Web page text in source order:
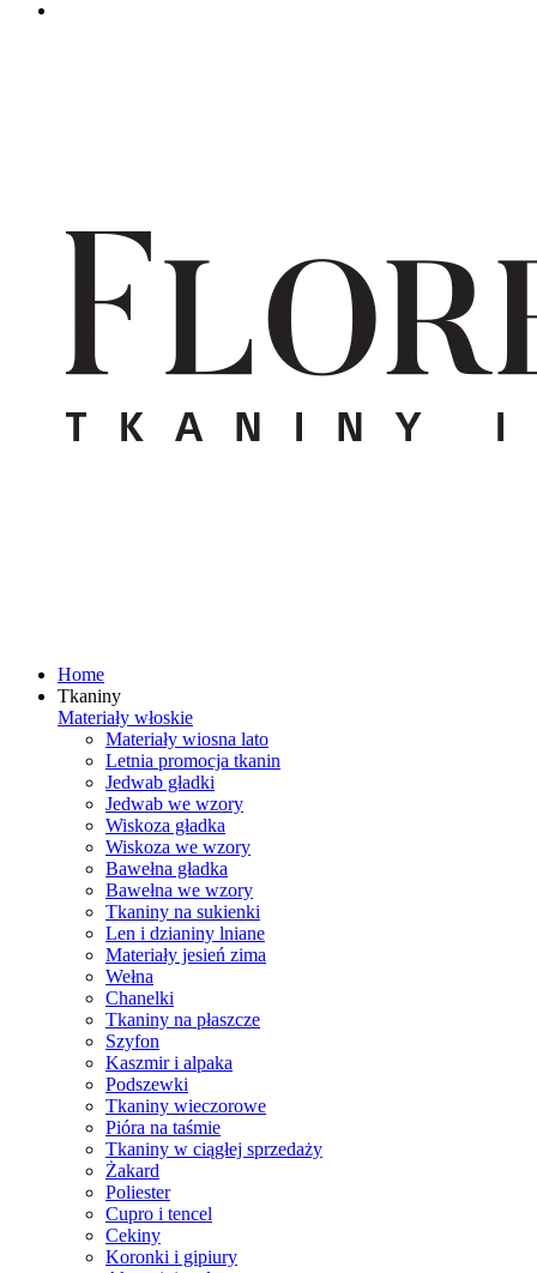
Home
Tkaniny
Materiały włoskie
Materiały wiosna lato
Letnia promocja tkanin
Jedwab gładki
Jedwab we wzory
Wiskoza gładka
Wiskoza we wzory
Bawełna gładka
Bawełna we wzory
Tkaniny na sukienki
Len i dzianiny lniane
Materiały jesień zima
Wełna
Chanelki
Tkaniny na płaszcze
Szyfon
Kaszmir i alpaka
Podszewki
Tkaniny wieczorowe
Pióra na taśmie
Tkaniny w ciągłej sprzedaży
Żakard
Poliester
Cupro i tencel
Cekiny
Koronki i gipiury